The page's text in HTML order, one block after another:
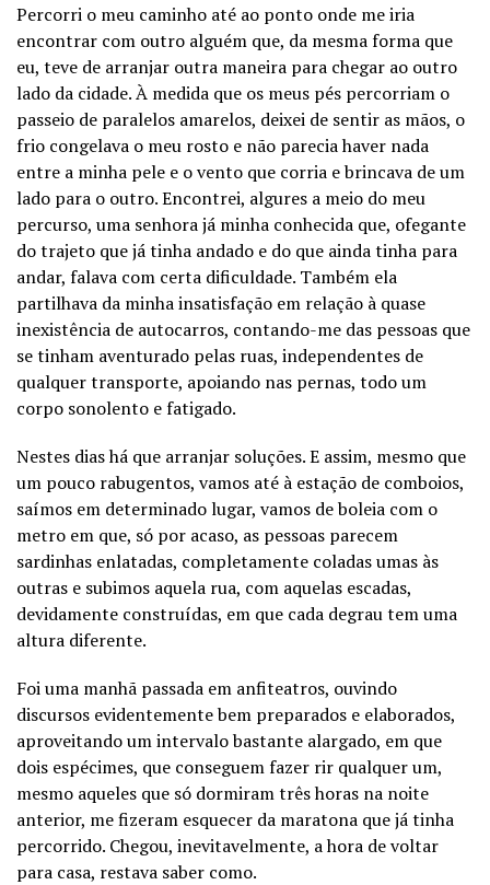
Percorri o meu caminho até ao ponto onde me iria
encontrar com outro alguém que, da mesma forma que
eu, teve de arranjar outra maneira para chegar ao outro
lado da cidade. À medida que os meus pés percorriam o
passeio de paralelos amarelos, deixei de sentir as mãos, o
frio congelava o meu rosto e não parecia haver nada
entre a minha pele e o vento que corria e brincava de um
lado para o outro. Encontrei, algures a meio do meu
percurso, uma senhora já minha conhecida que, ofegante
do trajeto que já tinha andado e do que ainda tinha para
andar, falava com certa dificuldade. Também ela
partilhava da minha insatisfação em relação à quase
inexistência de autocarros, contando-me das pessoas que
se tinham aventurado pelas ruas, independentes de
qualquer transporte, apoiando nas pernas, todo um
corpo sonolento e fatigado.
Nestes dias há que arranjar soluções. E assim, mesmo que
um pouco rabugentos, vamos até à estação de comboios,
saímos em determinado lugar, vamos de boleia com o
metro em que, só por acaso, as pessoas parecem
sardinhas enlatadas, completamente coladas umas às
outras e subimos aquela rua, com aquelas escadas,
devidamente construídas, em que cada degrau tem uma
altura diferente.
Foi uma manhã passada em anfiteatros, ouvindo
discursos evidentemente bem preparados e elaborados,
aproveitando um intervalo bastante alargado, em que
dois espécimes, que conseguem fazer rir qualquer um,
mesmo aqueles que só dormiram três horas na noite
anterior, me fizeram esquecer da maratona que já tinha
percorrido. Chegou, inevitavelmente, a hora de voltar
para casa, restava saber como.